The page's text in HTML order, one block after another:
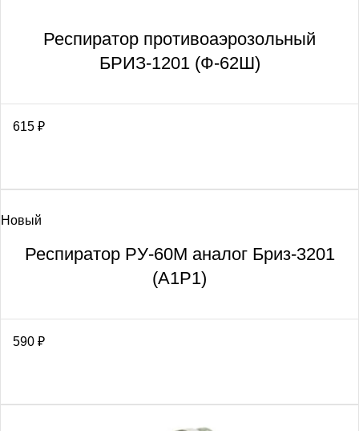
Респиратор противоаэрозольный
БРИЗ-1201 (Ф-62Ш)
615 ₽
Новый
Респиратор РУ-60М аналог Бриз-3201
(А1Р1)
590 ₽